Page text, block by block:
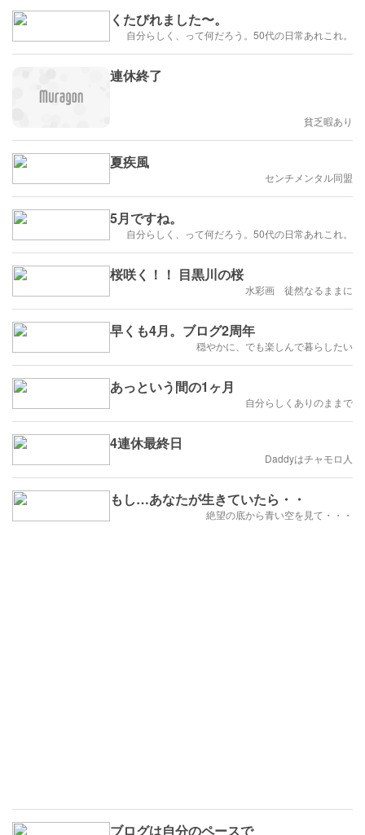
くたびれました〜。
自分らしく、って何だろう。50代の日常あれこれ。
連休終了
貧乏暇あり
夏疾風
センチメンタル同盟
5月ですね。
自分らしく、って何だろう。50代の日常あれこれ。
桜咲く！！ 目黒川の桜
水彩画 徒然なるままに
早くも4月。ブログ2周年
穏やかに、でも楽しんで暮らしたい
あっという間の1ヶ月
自分らしくありのままで
4連休最終日
Daddyはチャモロ人
もし…あなたが生きていたら・・
絶望の底から青い空を見て・・・
ブログは自分のペースで